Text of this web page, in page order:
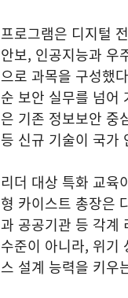
프로그램은 디지털
안보, 인공지능과 우
으로 과목을 구성했
순 보안 실무를 넘어
은 기존 정보보안 중
등 신규 기술이 국가
리더 대상 특화 교육
형 카이스트 총장은
과 공공기관 등 각계
수준이 아니라, 위기
스 설계 능력을 키우